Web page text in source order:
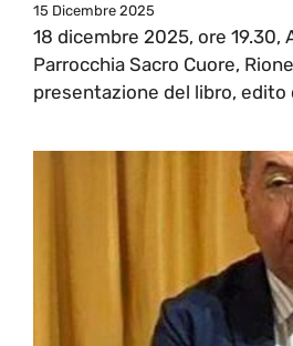
15 Dicembre 2025
18 dicembre 2025, ore 19.30,
Parrocchia Sacro Cuore,
presentazione del libro, edito